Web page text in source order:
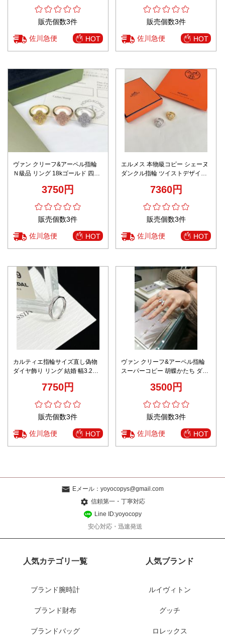
販売個数3件
佐川急便 HOT
販売個数3件
佐川急便 HOT
ヴァン クリーフ&アーペル指輪
Ｎ級品 リング 18kゴールド 四つ
3750円
販売個数3件
佐川急便 HOT
エルメス 本物級コピー シェーヌ
ダンクル指輪 ツイストデザイン
7360円
販売個数3件
佐川急便 HOT
カルティエ指輪サイズ直し偽物
ダイヤ飾り リング 結婚 幅3.2mm
7750円
販売個数3件
佐川急便 HOT
ヴァン クリーフ&アーペル指輪
スーパーコピー 胡蝶かたち ダイ
3500円
販売個数3件
佐川急便 HOT
Eメール： yoyocopys@gmail.com
信頼第一・丁寧対応
Line ID:yoyocopy
安心対応・迅速発送
人気カテゴリ一覧
ブランド腕時計
ブランド財布
ブランドバッグ
人気ブランド
ルイヴィトン
グッチ
ロレックス